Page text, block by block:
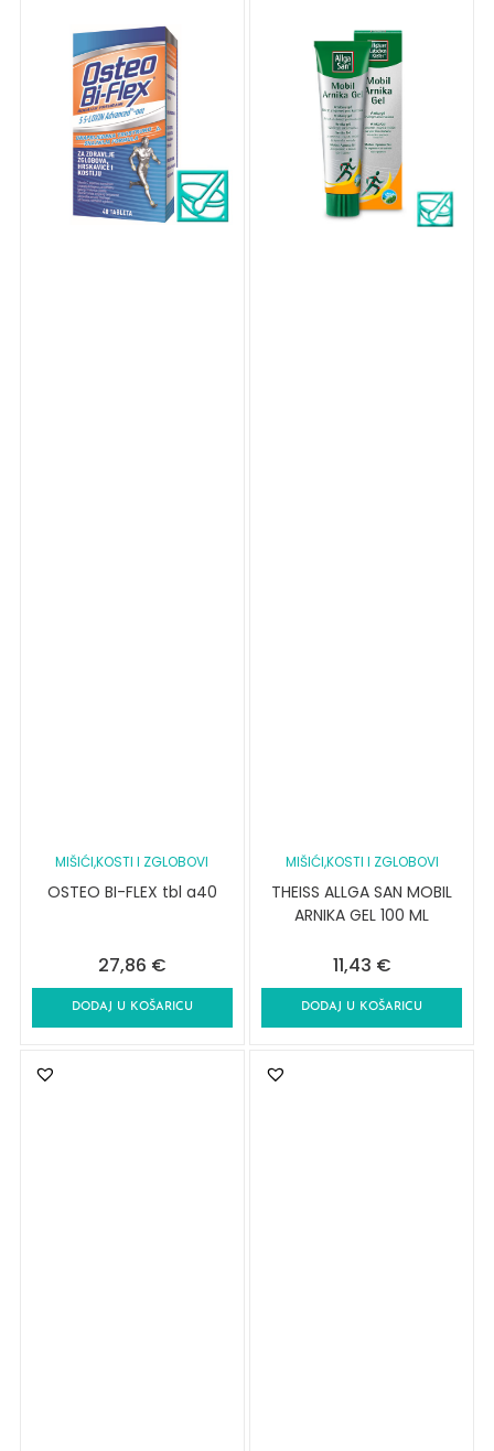
MIŠIĆI,KOSTI I ZGLOBOVI
OSTEO BI-FLEX tbl a40
27,86 €
DODAJ U KOŠARICU
MIŠIĆI,KOSTI I ZGLOBOVI
THEISS ALLGA SAN MOBIL
ARNIKA GEL 100 ML
11,43 €
DODAJ U KOŠARICU